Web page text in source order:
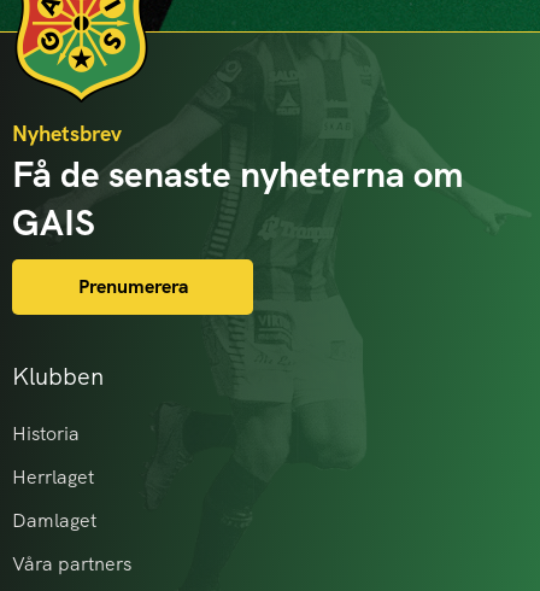
Klubben
Historia
Herrlaget
Damlaget
Våra partners
Nyhetsbrev
Få de senaste nyheterna om
GAIS
Prenumerera